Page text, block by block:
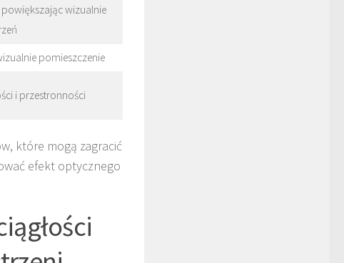
wizualnie
pomieszczenie
i przestronności
które mogą zagracić
efekt optycznego